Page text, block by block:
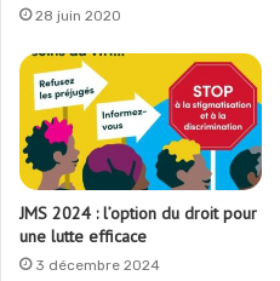
28 juin 2020
JMS 2024 : l’option du droit pour
une lutte efficace
3 décembre 2024